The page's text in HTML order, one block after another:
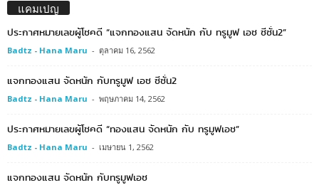
แคมเปญ
ประกาศหมายเลขผู้โชคดี “แจกทองแสน จัดหนัก กับ ทรูมูฟ เอช ซีซั่น2”
Badtz - Hana Maru - ตุลาคม 16, 2562
แจกทองแสน จัดหนัก กับทรูมูฟ เอช ซีซั่น2
Badtz - Hana Maru - พฤษภาคม 14, 2562
ประกาศหมายเลขผู้โชคดี “ทองแสน จัดหนัก กับ ทรูมูฟเอช”
Badtz - Hana Maru - เมษายน 1, 2562
แจกทองแสน จัดหนัก กับทรูมูฟเอช